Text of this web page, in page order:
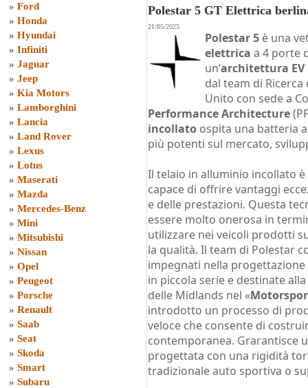
» Ford
» Honda
» Hyundai
» Infiniti
» Jaguar
» Jeep
» Kia Motors
» Lamborghini
» Lancia
» Land Rover
» Lexus
» Lotus
» Maserati
» Mazda
» Mercedes-Benz
» Mini
» Mitsubishi
» Nissan
» Opel
» Peugeot
» Porsche
» Renault
» Saab
» Seat
» Skoda
» Smart
» Subaru
Polestar 5 GT Elettrica
21/05/2025
Polestar 5 è una
elettrica a 4 porte
un’architettura EV
dal team di Ricerca
Unito con sede a
Performance Architecture
incollato ospita una batteria
più potenti sul mercato,
Il telaio in alluminio incollato
capace di offrire vantaggi
e delle prestazioni. Questa
essere molto onerosa in
utilizzare nei veicoli prodotti
la qualità. Il team di Polestar
impegnati nella
in piccola serie e destinate
delle Midlands nel «
introdotto un processo di
veloce che consente di
contemporanea. Grarantisce
progettata con una rigidità
tradizionale auto sportiva o